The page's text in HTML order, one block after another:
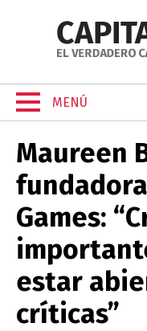
MENÚ
Maureen
Games:
estar
críticas”